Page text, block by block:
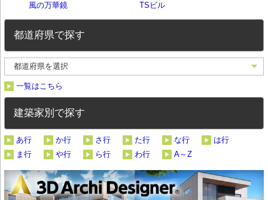
風の万華鏡 TSビル
都道府県で探す
一覧はこちら
建築家別で探す
あ行 か行 さ行 た行 な行
は行
ま行
や行 ら行 わ行 A～Z